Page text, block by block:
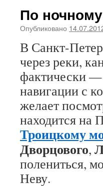
По
Опубликовано
В Санкт-
через реки,
фактически —
навигации с
желает
находится на
Троицкому
Дворцового,
полениться,
Неву.